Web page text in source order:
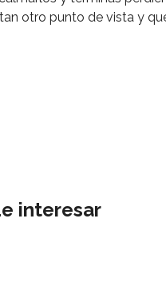
otro punto de vista y
interesar